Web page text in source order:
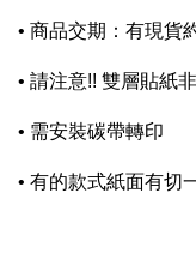
• 商品交期：有現貨
• 請注意!! 雙層貼紙
• 需安裝碳帶轉印
• 有的款式紙面有切